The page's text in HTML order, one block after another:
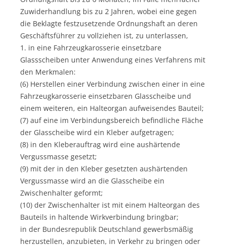
Zuwiderhandlung bis zu 2 Jahren, wobei eine gegen
die Beklagte festzusetzende Ordnungshaft an deren
Geschäftsführer zu vollziehen ist, zu unterlassen,
1. in eine Fahrzeugkarosserie einsetzbare
Glassscheiben unter Anwendung eines Verfahrens mit
den Merkmalen:
(6) Herstellen einer Verbindung zwischen einer in eine
Fahrzeugkarosserie einsetzbaren Glasscheibe und
einem weiteren, ein Halteorgan aufweisendes Bauteil;
(7) auf eine im Verbindungsbereich befindliche Fläche
der Glasscheibe wird ein Kleber aufgetragen;
(8) in den Kleberauftrag wird eine aushärtende
Vergussmasse gesetzt;
(9) mit der in den Kleber gesetzten aushärtenden
Vergussmasse wird an die Glasscheibe ein
Zwischenhalter geformt;
(10) der Zwischenhalter ist mit einem Halteorgan des
Bauteils in haltende Wirkverbindung bringbar;
in der Bundesrepublik Deutschland gewerbsmäßig
herzustellen, anzubieten, in Verkehr zu bringen oder